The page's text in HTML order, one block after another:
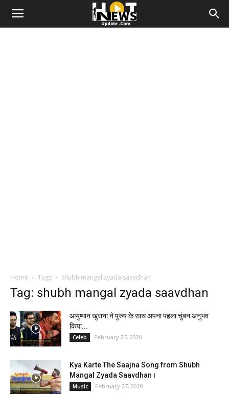
Home Tags Shubh mangal zyada saavdhan
Tag: shubh mangal zyada saavdhan
आयुष्मान खुराना ने पुरुष के साथ अपना पहला चुंबन अनुभव
किया...
Celeb February 27, 2020
Kya Karte The Saajna Song from Shubh
Mangal Zyada Saavdhan।
Music February 27, 2020